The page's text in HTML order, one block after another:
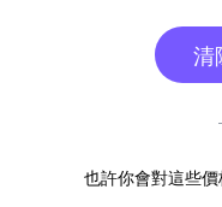
清
也許你會對這些